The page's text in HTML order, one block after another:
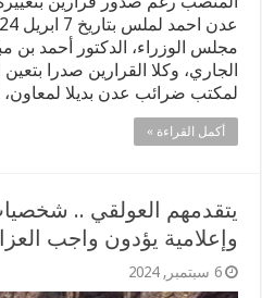
الجاري، وكلا القرارين صدرا
لمكتب ضرائب عدن بديلا لمعاون،
أكمل القراءة »
يتقدمهم العولقي ..
وإعلامية يؤدون واجب
6 سبتمبر, 2024